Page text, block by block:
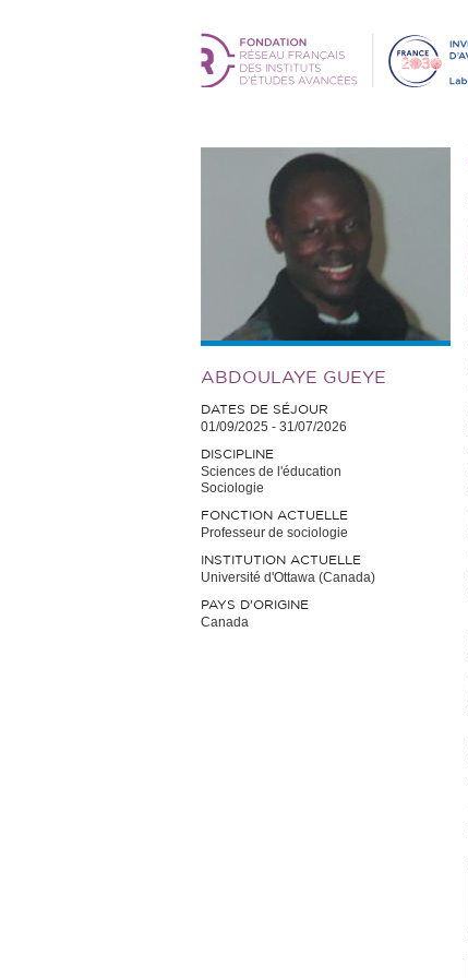
ABDOULAYE GUEYE
DATES DE SÉJOUR
01/09/2025 - 31/07/2026
DISCIPLINE
Sciences de l'éducation
Sociologie
FONCTION ACTUELLE
Professeur de sociologie
INSTITUTION ACTUELLE
Université d'Ottawa (Canada)
PAYS D'ORIGINE
Canada